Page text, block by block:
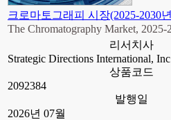
크로마토그래피 시장(2025-2030
The Chromatography Market,
리서치사
Strategic Directions International,
상품코드
2092384
발행일
2026년 07월